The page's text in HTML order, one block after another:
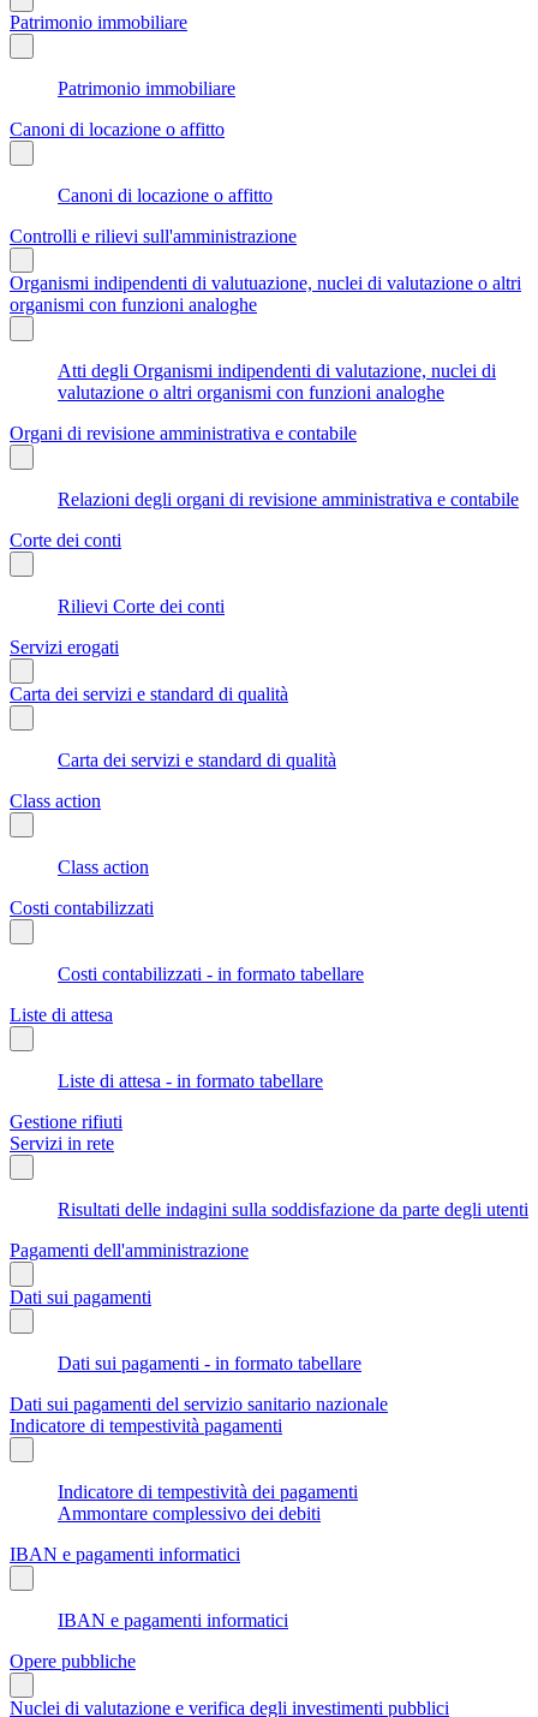
Patrimonio immobiliare
Patrimonio immobiliare
Canoni di locazione o affitto
Canoni di locazione o affitto
Controlli e rilievi sull'amministrazione
Organismi indipendenti di valutuazione, nuclei di valutazione o altri
organismi con funzioni analoghe
Atti degli Organismi indipendenti di valutazione, nuclei di
valutazione o altri organismi con funzioni analoghe
Organi di revisione amministrativa e contabile
Relazioni degli organi di revisione amministrativa e contabile
Corte dei conti
Rilievi Corte dei conti
Servizi erogati
Carta dei servizi e standard di qualità
Carta dei servizi e standard di qualità
Class action
Class action
Costi contabilizzati
Costi contabilizzati - in formato tabellare
Liste di attesa
Liste di attesa - in formato tabellare
Gestione rifiuti
Servizi in rete
Risultati delle indagini sulla soddisfazione da parte degli utenti
Pagamenti dell'amministrazione
Dati sui pagamenti
Dati sui pagamenti - in formato tabellare
Dati sui pagamenti del servizio sanitario nazionale
Indicatore di tempestività pagamenti
Indicatore di tempestività dei pagamenti
Ammontare complessivo dei debiti
IBAN e pagamenti informatici
IBAN e pagamenti informatici
Opere pubbliche
Nuclei di valutazione e verifica degli investimenti pubblici